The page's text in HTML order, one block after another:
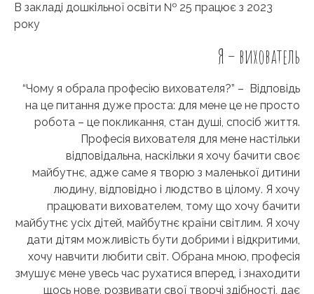
В закладі дошкільної освіти № 25 працює з 2023
року
Я – вихователь
“Чому я обрала професію вихователя?” – Відповідь
на це питання дуже проста: для мене це не просто
робота – це покликання, стан душі, спосіб життя.
Професія вихователя для мене настільки
відповідальна, наскільки я хочу бачити своє
майбутнє, адже саме я творю з маленької дитини
людину, відповідно і людство в цілому. Я хочу
працювати вихователем, тому що хочу бачити
майбутнє усіх дітей, майбутнє країни світлим. Я хочу
дати дітям можливість бути добрими і відкритими,
хочу навчити любити світ. Обрана мною, професія
змушує мене увесь час рухатися вперед, і знаходити
щось нове, розвивати свої творчі здібності, дає